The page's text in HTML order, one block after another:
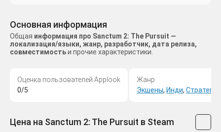
Основная информация
Общая информация про Sanctum 2: The Pursuit —
локализация/языки, жанр, разработчик, дата релиза,
совместимостьи прочие характеристики.
Оценка пользователей Applook
0/5
Жанр
Экшены, Инди, Стратегии
Цена на Sanctum 2: The Pursuit в Steam